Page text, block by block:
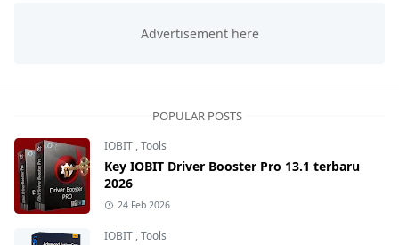
POPULAR POSTS
IOBIT ,Tools
Key IOBIT Driver Booster Pro 13.1 terbaru
2026
24 Feb 2026
IOBIT ,Tools